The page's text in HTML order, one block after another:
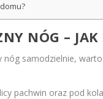
NÓG –
nóg samodzielnie,
pachwin oraz pod